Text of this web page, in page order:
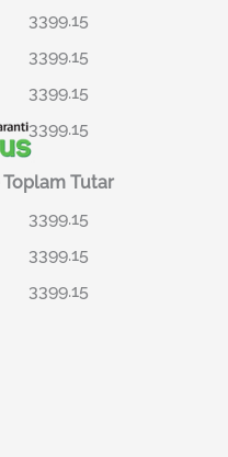
3399.15
3399.15
3399.15
3399.15
Toplam Tutar
3399.15
3399.15
3399.15